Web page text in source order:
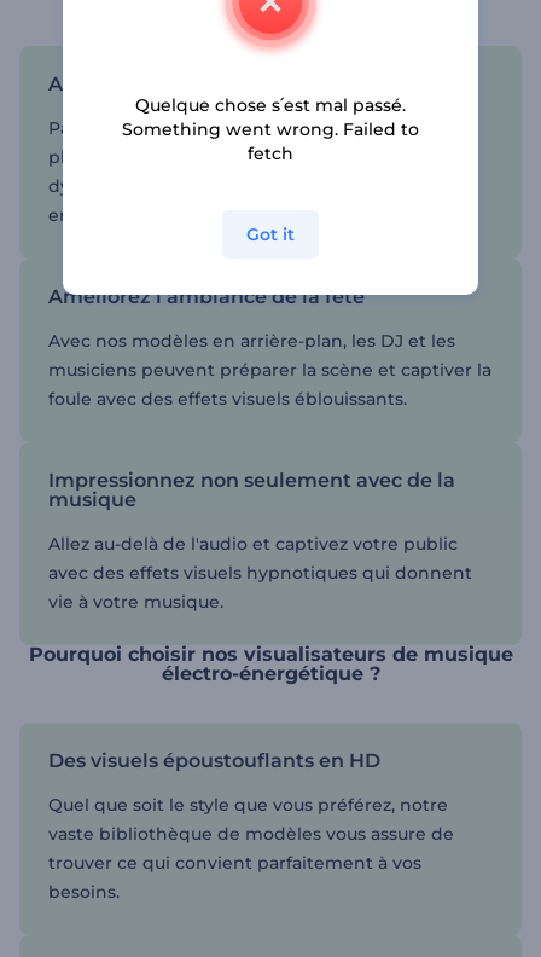
Attirez un plus grand nombre de fans
Partagez votre musique sur différentes
plateformes et canaux grâce à nos visualisateurs
dynamiques et touchez des auditeurs du monde
entier.
Améliorez l'ambiance de la fête
Avec nos modèles en arrière-plan, les DJ et les
musiciens peuvent préparer la scène et captiver la
foule avec des effets visuels éblouissants.
Impressionnez non seulement avec de la
musique
Allez au-delà de l'audio et captivez votre public
avec des effets visuels hypnotiques qui donnent
vie à votre musique.
Pourquoi choisir nos visualisateurs de musique
électro-énergétique ?
Des visuels époustouflants en HD
Quel que soit le style que vous préférez, notre
vaste bibliothèque de modèles vous assure de
trouver ce qui convient parfaitement à vos
besoins.
Quelque chose s՛est mal passé.
Something went wrong. Failed to
fetch
Got it